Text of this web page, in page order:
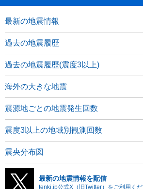
最新の地震情報
過去の地震履歴
過去の地震履歴(震度3以上)
海外の大きな地震
震源地ごとの地震発生回数
震度3以上の地域別観測回数
震央分布図
最新の地震情報を配信
tenki.jp公式X（旧Twitter）をご利用くだ